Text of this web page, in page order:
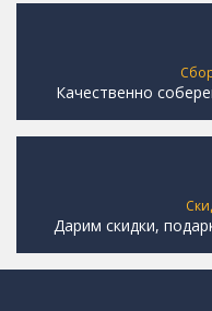
Качественно
Дарим скидки,